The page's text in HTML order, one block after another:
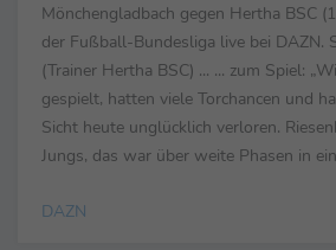
Mönchengladbach gegen Hertha BSC
der Fußball-Bundesliga live bei DAZN.
(Trainer Hertha BSC) ... ... zum Spiel:
gespielt, hatten viele Torchancen und
Sicht heute unglücklich verloren.
Jungs, das war über weite Phasen in
DAZN